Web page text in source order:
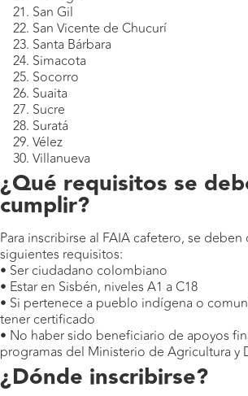
San Gil
San Vicente de Chucurí
Santa Bárbara
Simacota
Socorro
Suaita
Sucre
Suratá
Vélez
Villanueva
¿Qué requisitos se
cumplir?
Para inscribirse al FAIA cafetero, se
siguientes requisitos:
• Ser ciudadano colombiano
• Estar en Sisbén, niveles A1 a C18
• Si pertenece a pueblo indígena o
tener certificado
• No haber sido beneficiario de apoyos
programas del Ministerio de Agricultura y
¿Dónde inscribirse?